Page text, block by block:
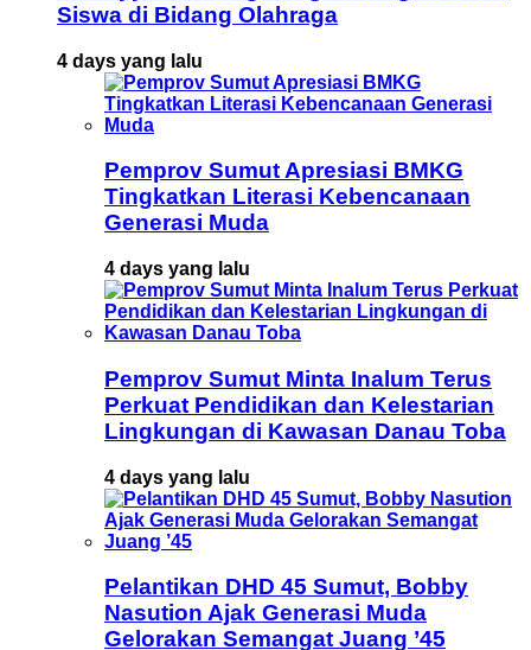
Siswa di Bidang Olahraga
4 days yang lalu
Pemprov Sumut Apresiasi BMKG
Tingkatkan Literasi Kebencanaan
Generasi Muda
4 days yang lalu
Pemprov Sumut Minta Inalum Terus
Perkuat Pendidikan dan Kelestarian
Lingkungan di Kawasan Danau Toba
4 days yang lalu
Pelantikan DHD 45 Sumut, Bobby
Nasution Ajak Generasi Muda
Gelorakan Semangat Juang ’45